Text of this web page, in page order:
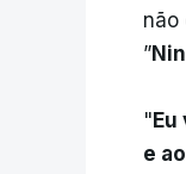
não
”
"
e